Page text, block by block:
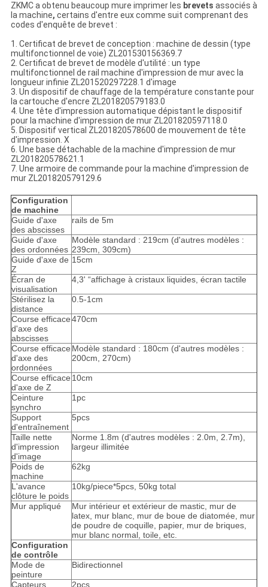
ZKMC a obtenu beaucoup mure imprimer les brevets associés à
la machine, certains d'entre eux comme suit comprenant des
codes d'enquête de brevet :
1. Certificat de brevet de conception : machine de dessin (type
multifonctionnel de voie) ZL201530156369.7
2. Certificat de brevet de modèle d'utilité : un type
multifonctionnel de rail machine d'impression de mur avec la
longueur infinie ZL201520297228.1 d'image
3. Un dispositif de chauffage de la température constante pour
la cartouche d'encre ZL201820579183.0
4. Une tête d'impression automatique dépistant le dispositif
pour la machine d'impression de mur ZL201820597118.0
5. Dispositif vertical ZL201820578600 de mouvement de tête
d'impression. X
6. Une base détachable de la machine d'impression de mur
ZL201820578621.1
7. Une armoire de commande pour la machine d'impression de
mur ZL201820579129.6
Configuration
de machine
Guide d'axe
des abscisses
rails de 5m
Guide d'axe
des ordonnées
Modèle standard : 219cm (d'autres modèles :
239cm, 309cm)
Guide d'axe de
Z
15cm
Écran de
visualisation
4,3' “affichage à cristaux liquides, écran tactile
Stérilisez la
distance
0.5-1cm
Course efficace
d'axe des
abscisses
470cm
Course efficace
d'axe des
ordonnées
Modèle standard : 180cm (d'autres modèles :
200cm, 270cm)
Course efficace
d'axe de Z
10cm
Ceinture
synchro
1pc
Support
d'entraînement
5pcs
Taille nette
d'impression
d'image
Norme 1.8m (d'autres modèles : 2.0m, 2.7m),
largeur illimitée
Poids de
machine
62kg
L'avance
clôture le poids
10kg/piece*5pcs, 50kg total
Mur appliqué
Mur intérieur et extérieur de mastic, mur de
latex, mur blanc, mur de boue de diatomée, mur
de poudre de coquille, papier, mur de briques,
mur blanc normal, toile, etc.
Configuration
de contrôle
Mode de
peinture
Bidirectionnel
Capteurs
2pcs